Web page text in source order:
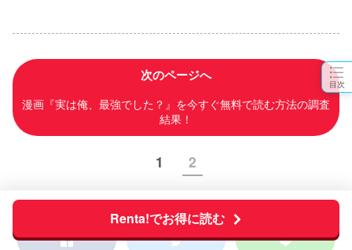
Renta!でお得に読む
目次
次のページへ
漫画『実は俺、最強でした？』を今すぐ無料で読む方法の調査
結果！
1 2